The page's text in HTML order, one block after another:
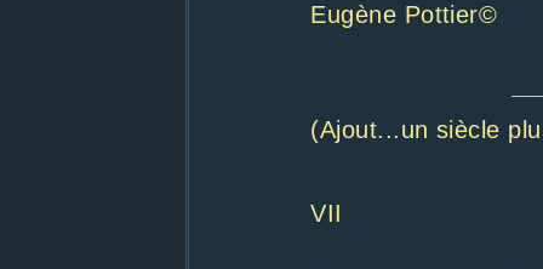
Eugène Pottier©
(Ajout...un siècle
VII